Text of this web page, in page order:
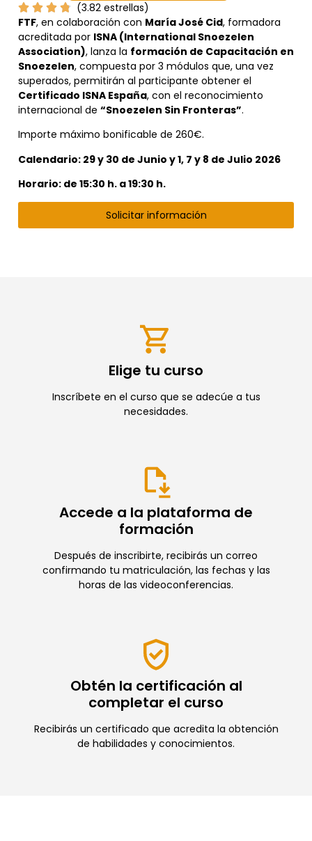
(3.82 estrellas)
FTF, en colaboración con María José Cid, formadora
acreditada por ISNA (International Snoezelen
Association), lanza la formación de Capacitación en
Snoezelen, compuesta por 3 módulos que, una vez
superados, permitirán al participante obtener el
Certificado ISNA España, con el reconocimiento
internacional de “Snoezelen Sin Fronteras”.
Importe máximo bonificable de 260€.
Calendario: 29 y 30 de Junio y 1, 7 y 8 de Julio 2026
Horario: de 15:30 h. a 19:30 h.
Solicitar información
Elige tu curso
Inscríbete en el curso que se adecúe a tus
necesidades.
Accede a la plataforma de
formación
Después de inscribirte, recibirás un correo
confirmando tu matriculación, las fechas y las
horas de las videoconferencias.
Obtén la certificación al
completar el curso
Recibirás un certificado que acredita la obtención
de habilidades y conocimientos.